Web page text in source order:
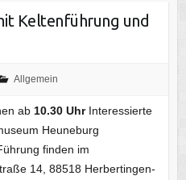
Keltenführung und
Allgemein
ab 10.30 UhrInteressierte
Heuneburg
finden im
14, 88518 Herbertingen-